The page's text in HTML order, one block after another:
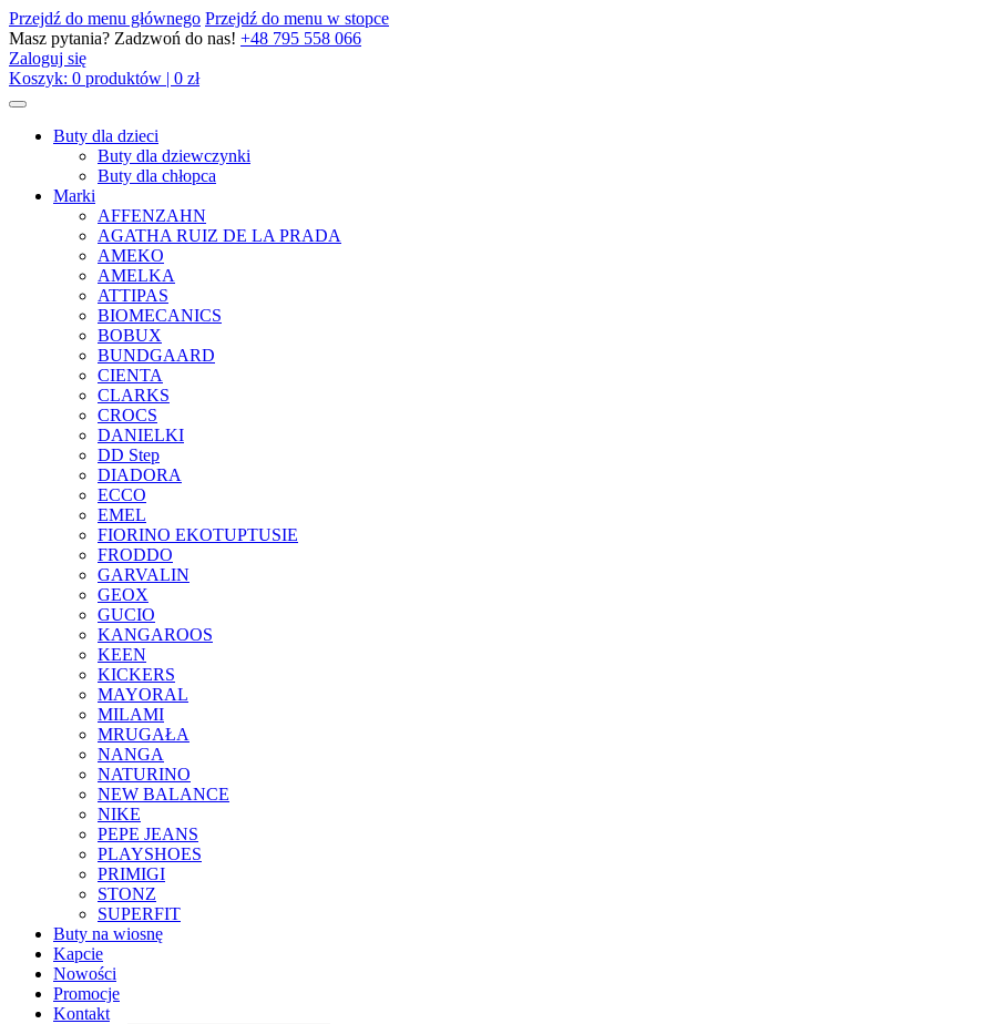
Przejdź do menu głównego Przejdź do menu w stopce
Masz pytania? Zadzwoń do nas! +48 795 558 066
Zaloguj się
Koszyk: 0 produktów | 0 zł
Buty dla dzieci
Buty dla dziewczynki
Buty dla chłopca
Marki
AFFENZAHN
AGATHA RUIZ DE LA PRADA
AMEKO
AMELKA
ATTIPAS
BIOMECANICS
BOBUX
BUNDGAARD
CIENTA
CLARKS
CROCS
DANIELKI
DD Step
DIADORA
ECCO
EMEL
FIORINO EKOTUPTUSIE
FRODDO
GARVALIN
GEOX
GUCIO
KANGAROOS
KEEN
KICKERS
MAYORAL
MILAMI
MRUGAŁA
NANGA
NATURINO
NEW BALANCE
NIKE
PEPE JEANS
PLAYSHOES
PRIMIGI
STONZ
SUPERFIT
Buty na wiosnę
Kapcie
Nowości
Promocje
Kontakt